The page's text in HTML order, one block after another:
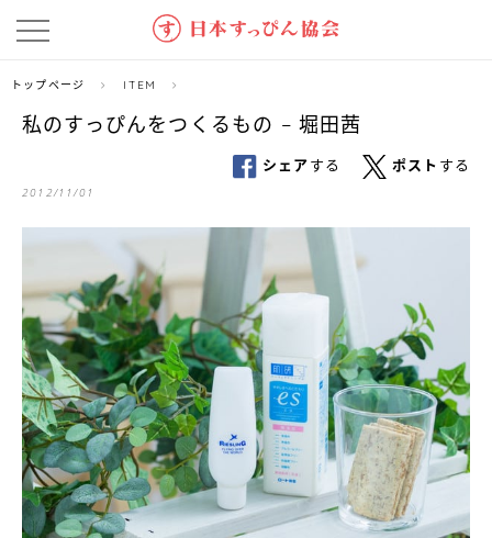
トップページ ITEM
私のすっぴんをつくるもの − 堀田茜
シェアする ポスト する
2012/11/01